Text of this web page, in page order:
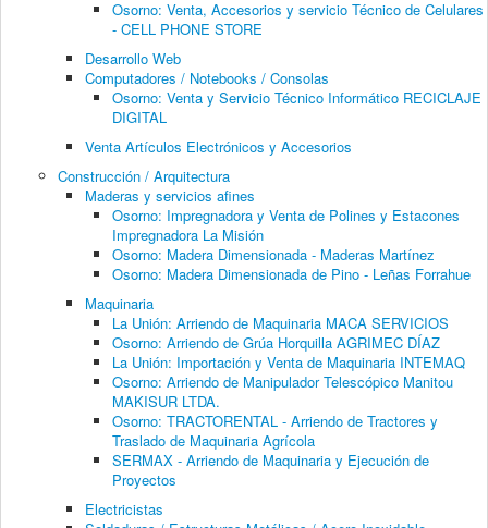
Osorno: Venta, Accesorios y servicio Técnico de Celulares
- CELL PHONE STORE
Desarrollo Web
Computadores / Notebooks / Consolas
Osorno: Venta y Servicio Técnico Informático RECICLAJE
DIGITAL
Venta Artículos Electrónicos y Accesorios
Construcción / Arquitectura
Maderas y servicios afines
Osorno: Impregnadora y Venta de Polines y Estacones
Impregnadora La Misión
Osorno: Madera Dimensionada - Maderas Martínez
Osorno: Madera Dimensionada de Pino - Leñas Forrahue
Maquinaria
La Unión: Arriendo de Maquinaria MACA SERVICIOS
Osorno: Arriendo de Grúa Horquilla AGRIMEC DÍAZ
La Unión: Importación y Venta de Maquinaria INTEMAQ
Osorno: Arriendo de Manipulador Telescópico Manitou
MAKISUR LTDA.
Osorno: TRACTORENTAL - Arriendo de Tractores y
Traslado de Maquinaria Agrícola
SERMAX - Arriendo de Maquinaria y Ejecución de
Proyectos
Electricistas